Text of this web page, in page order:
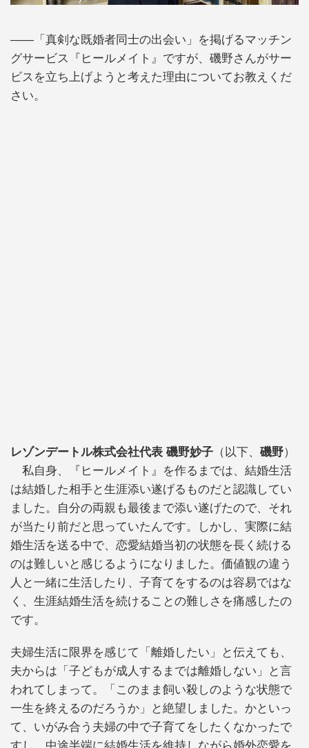
――「真剣な既婚者同士の出会い」を掲げるマッチン
グサービス『ヒールメイト』ですが、磯野さんがサー
ビスを立ち上げようと考えた理由についてお教えくだ
さい。
レゾンデートル株式会社代表 磯野妙子 （以下、 磯野）
私自身、『ヒールメイト』を作るまでは、結婚生活
は結婚した相手と生涯添い遂げるものだと認識してい
ました。自分の両親も最後まで添い遂げたので、それ
が当たり前だと思っていたんです。しかし、実際に結
婚生活を送る中で、恋愛結婚当初の状態を長く続ける
のは難しいと感じるようになりました。価値観の違う
人と一緒に生活したり、子育てをするのは容易ではな
く、生涯結婚生活を続けることの難しさを痛感したの
です。
夫婦生活に限界を感じて「離婚したい」と伝えても、
夫からは「子どもが成人するまでは離婚しない」と言
われてしまって。「このまま飼い殺しのような状態で
一生を終えるのだろうか」と絶望しました。かといっ
て、いがみ合う夫婦の中で子育てをしたくなかったで